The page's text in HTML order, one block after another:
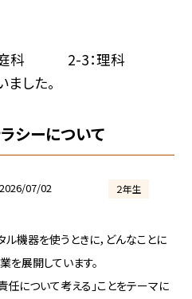
科 2-3：理科
ました。
シーについて
2026/07/02 ２年生
機器を使うときに，どんなことに
を展開しています。
について考える」ことをテーマに